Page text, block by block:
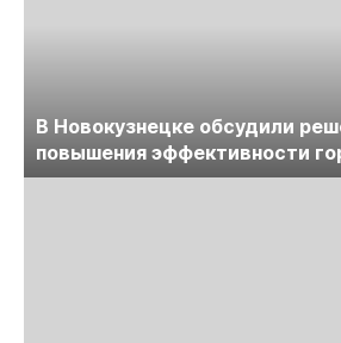
В Новокузнецке обсудили
повышения эффективности
предприятий